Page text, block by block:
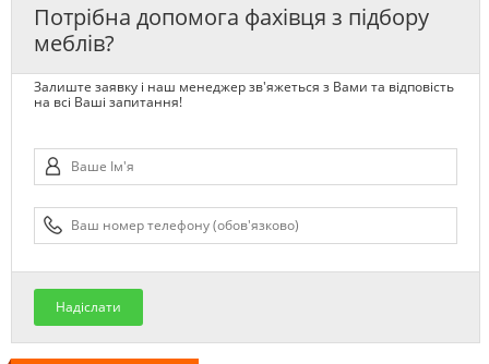
Потрібна допомога фахівця з підбору
меблів?
Залиште заявку і наш менеджер зв'яжеться з Вами та відповість
на всі Ваші запитання!
Надіслати